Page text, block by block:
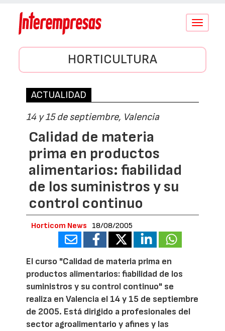
Conmutar
HORTICULTURA
ACTUALIDAD
14 y 15 de septiembre, Valencia
Calidad de materia
prima en productos
alimentarios: fiabilidad
de los suministros y su
control continuo
Horticom News 18/08/2005
El curso "Calidad de materia prima en
productos alimentarios: fiabilidad de los
suministros y su control continuo" se
realiza en Valencia el 14 y 15 de septiembre
de 2005. Está dirigido a profesionales del
sector agroalimentario y afines y las